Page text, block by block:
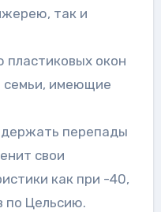
так и
окон
семьи, имеющие
перепады
свои
как при -40,
по Цельсию.